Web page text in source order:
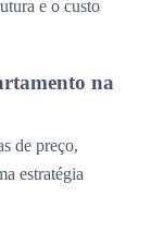
e o custo
na
de preço,
estratégia